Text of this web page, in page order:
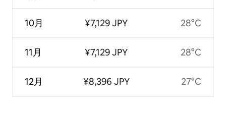
10月
11月
12月
¥7,129 JPY
¥7,129 JPY
¥8,396 JPY
28°C
28°C
27°C